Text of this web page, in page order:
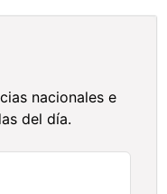
nacionales e
del día.